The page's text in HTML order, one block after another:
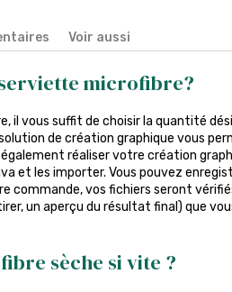
Voir aussi
microfibre?
il vous suffit de choisir la quantité
de création graphique vous
réaliser votre création
et les importer. Vous pouvez
commande, vos fichiers seront
un aperçu du résultat final) que
sèche si vite ?